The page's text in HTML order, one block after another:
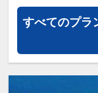
レストラン
機、自動販
無料レンタ
■ アクセス
グを
それぞれの
さを演出し
また、床や
すべてのプラ